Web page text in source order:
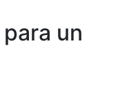
un